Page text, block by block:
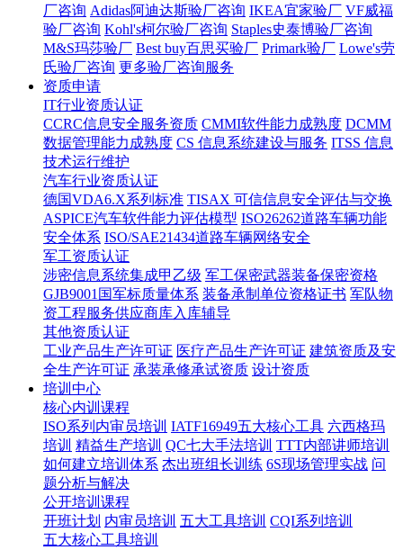
厂咨询 Adidas阿迪达斯验厂咨询 IKEA宜家验厂 VF威福
验厂咨询 Kohl's柯尔验厂咨询 Staples史泰博验厂咨询
M&S玛莎验厂 Best buy百思买验厂 Primark验厂 Lowe's劳
氏验厂咨询 更多验厂咨询服务
资质申请
IT行业资质认证
CCRC信息安全服务资质 CMMI软件能力成熟度 DCMM
数据管理能力成熟度 CS 信息系统建设与服务 ITSS 信息
技术运行维护
汽车行业资质认证
德国VDA6.X系列标准 TISAX 可信信息安全评估与交换
ASPICE汽车软件能力评估模型 ISO26262道路车辆功能
安全体系 ISO/SAE21434道路车辆网络安全
军工资质认证
涉密信息系统集成甲乙级 军工保密武器装备保密资格
GJB9001国军标质量体系 装备承制单位资格证书 军队物
资工程服务供应商库入库辅导
其他资质认证
工业产品生产许可证 医疗产品生产许可证 建筑资质及安
全生产许可证 承装承修承试资质 设计资质
培训中心
核心内训课程
ISO系列内审员培训 IATF16949五大核心工具 六西格玛
培训 精益生产培训 QC七大手法培训 TTT内部讲师培训
如何建立培训体系 杰出班组长训练 6S现场管理实战 问
题分析与解决
公开培训课程
开班计划 内审员培训 五大工具培训 CQI系列培训
五大核心工具培训